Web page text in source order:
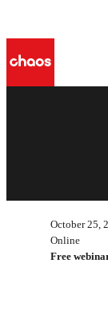
October 25,
Online
Free